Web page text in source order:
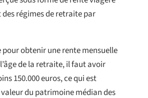
régimes de retraite par
pour obtenir une rente mensuelle
de la retraite, il faut avoir
150.000 euros, ce qui est
du patrimoine médian des